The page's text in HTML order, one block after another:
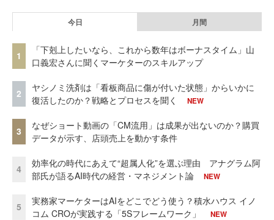
今日 月間
1
「下剋上したいなら、これから数年はボーナスタイム」山
口義宏さんに聞くマーケターのスキルアップ
2
ヤシノミ洗剤は「看板商品に傷が付いた状態」からいかに
復活したのか？戦略とプロセスを聞く
NEW
3
なぜショート動画の「CM流用」は成果が出ないのか？購買
データが示す、店頭売上を動かす条件
4
効率化の時代にあえて“超属人化”を選ぶ理由 アナグラム阿
部氏が語るAI時代の経営・マネジメント論
NEW
5
実務家マーケターはAIをどこでどう使う？積水ハウス イノ
コム CROが実践する「5Sフレームワーク」
NEW